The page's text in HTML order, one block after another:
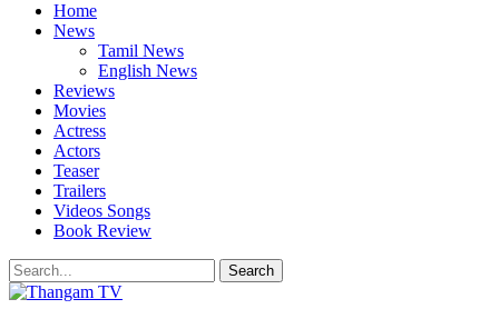
Home
News
Tamil News
English News
Reviews
Movies
Actress
Actors
Teaser
Trailers
Videos Songs
Book Review